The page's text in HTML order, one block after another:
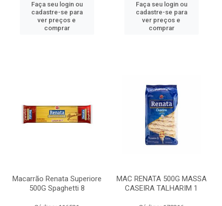
Faça seu login ou
cadastre-se para
ver preços e
comprar
Faça seu login ou
cadastre-se para
ver preços e
comprar
Macarrão Renata Superiore
500G Spaghetti 8
MAC RENATA 500G MASSA
CASEIRA TALHARIM 1